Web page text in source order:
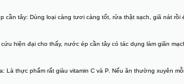
cần tây: Dùng loại càng tươi càng tốt, rửa thật sạch, giã nát
cứu hiện đại cho thấy, nước ép cần tây có tác dụng làm giãn
Là thực phẩm rất giàu vitamin C và P. Nếu ăn thường xuyên